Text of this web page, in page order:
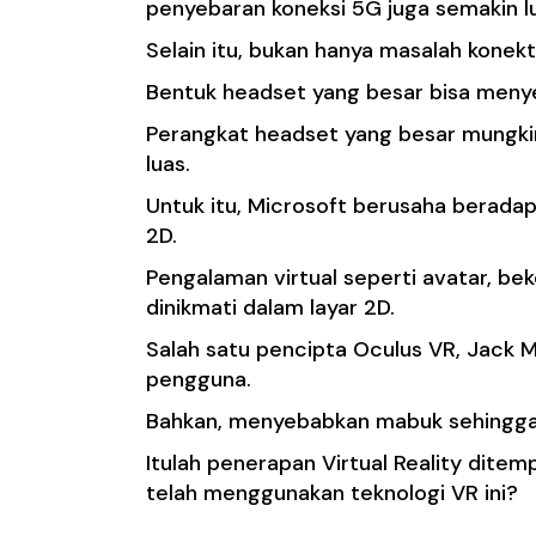
penyebaran koneksi 5G juga semakin
Selain itu, bukan hanya masalah
Bentuk headset yang besar bisa
Perangkat headset yang besar
luas.
Untuk itu, Microsoft berusaha
2D.
Pengalaman virtual seperti avatar,
dinikmati dalam layar 2D.
Salah satu pencipta Oculus VR, Jack
pengguna.
Bahkan, menyebabkan mabuk
Itulah penerapan Virtual Reality
telah menggunakan teknologi VR ini?